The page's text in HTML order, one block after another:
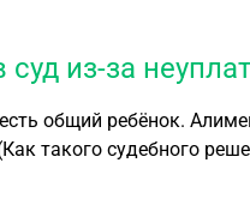
из-за
общий ребёнок.
такого судебного
работы. За 3 года